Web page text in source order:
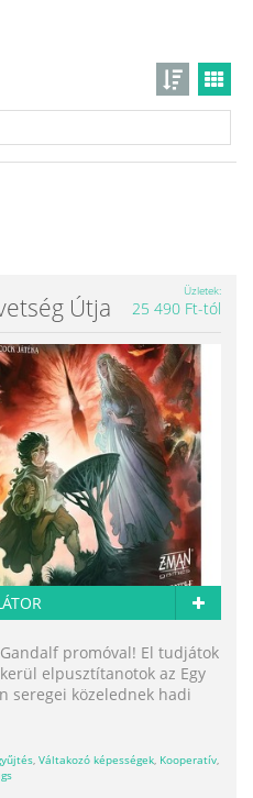
Útja
Üzletek
25 490 Ft-tól
promóval! El tudjátok
elpusztítanotok az Egy
seregei közelednek hadi
Váltakozó képességek Kooperatív